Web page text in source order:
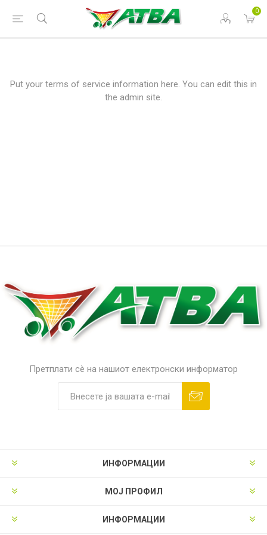
0
Put your terms of service information here. You can edit this in
the admin site.
Претплати сè на нашиот електронски информатор
ИНФОРМАЦИИ
МОЈ ПРОФИЛ
ИНФОРМАЦИИ